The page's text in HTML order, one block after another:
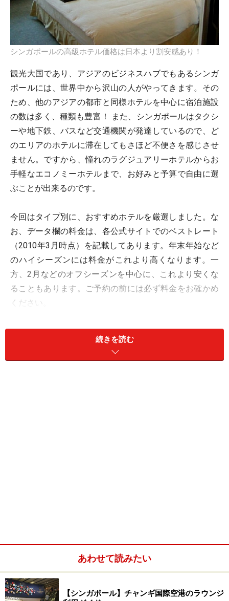
シンガポールの高級ホテル価格は日本より割安感あり！
観光大国であり、アジアのビジネスハブでもあるシンガ
ポールには、世界中から沢山の人がやってきます。その
ため、他のアジアの都市と同様ホテルを中心に宿泊施設
の数は多く、種類も豊富！ また、シンガポールはタクシ
ーや地下鉄、バスなど交通機関が発達しているので、ど
のエリアのホテルに滞在してもさほど不便さを感じさせ
ません。ですから、憧れのラグジュアリーホテルからお
手軽なエコノミーホテルまで、お好みと予算で自由に選
ぶことが出来るのです。
今回はタイプ別に、おすすめホテルを厳選しました。な
お、データ欄の料金は、各公式サイトでのベストレート
（2010年3月時点）を記載してあります。年末年始など
のハイシーズンには料金がこれより高くなります。一
方、2月などのオフシーズンを中心に、これより安くな
ることもあります。ご予約の前には必ず料金をお確かめ
ください。
シンガポールの最高級ホテル
一度は滞在してみたい憧れのラッフルズホテル
シンガポールのみならず、世界を代表する名門ホテルと
続きを読む
あわせて読みたい
【シンガポール】チャンギ国際空港のラウンジ